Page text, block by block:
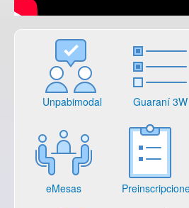
Unpabimodal Guaraní 3W
eMesas